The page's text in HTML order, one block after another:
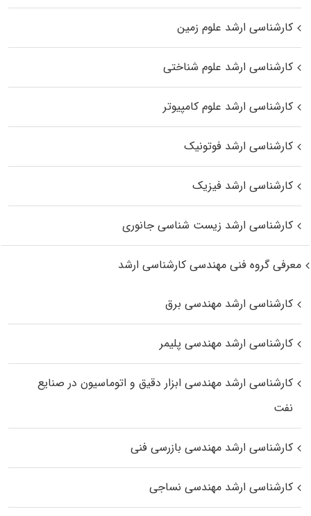
کارشناسی ارشد علوم زمین
کارشناسی ارشد علوم شناختی
کارشناسی ارشد علوم کامپیوتر
کارشناسی ارشد فوتونیک
کارشناسی ارشد فیزیک
کارشناسی ارشد زیست‌ شناسی جانوری
معرفی گروه فنی مهندسی کارشناسی ارشد
کارشناسی ارشد مهندسی برق
کارشناسی ارشد مهندسی پلیمر
کارشناسی ارشد مهندسی ابزار دقیق و اتوماسیون در صنایع
نفت
کارشناسی ارشد مهندسی بازرسی فنی
کارشناسی ارشد مهندسی نساجی